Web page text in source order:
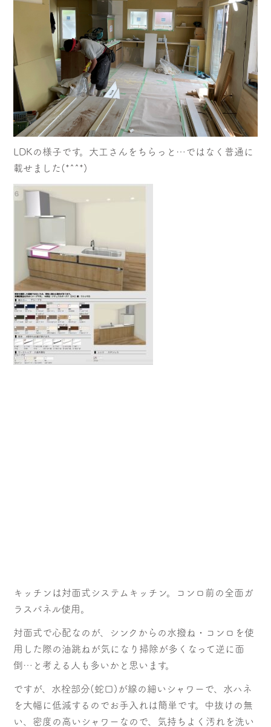
LDKの様子です。大工さんをちらっと…ではなく普通に
載せました(*^^*)
キッチンは対面式システムキッチン。コンロ前の全面ガ
ラスパネル使用。
対面式で心配なのが、シンクからの水撥ね・コンロを使
用した際の油跳ねが気になり掃除が多くなって逆に面
倒…と考える人も多いかと思います。
ですが、水栓部分(蛇口)が線の細いシャワーで、水ハネ
を大幅に低減するのでお手入れは簡単です。中抜けの無
い、密度の高いシャワーなので、気持ちよく汚れを洗い